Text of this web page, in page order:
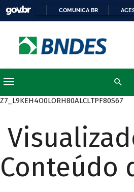
COMUNICA BR
Z7_L9KEH4O0LORH80ALCLTPF80S67
Conteúdo